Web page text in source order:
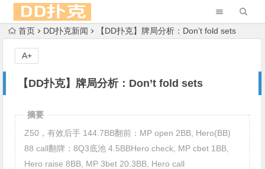
首页 DD扑克新闻 【DD扑克】牌局分析：Don’t fold sets
【DD扑克】牌局分析：Don’t fold sets
A+
摘要
Z50，有效后手 144.7BB翻前：MP open 2BB, Hero(BB)
88 call翻牌：8Q3底池 4.5BBHero check, MP cbet 1BB,
Hero raise 8BB, MP 3bet 20.3BB, Hero call